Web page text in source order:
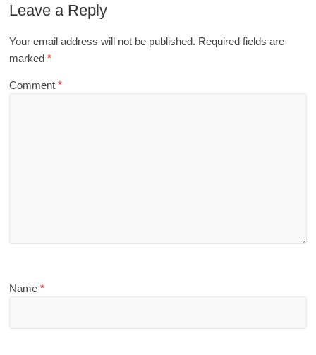
Leave a Reply
Your email address will not be published. Required fields are
marked*
Comment*
Name*